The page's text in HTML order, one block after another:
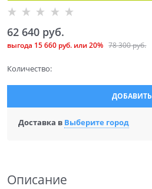
78 300 руб.
62 640 руб.
выгода 15 660 руб. или20%
Количество:
ДОБАВИТЬ
Доставка в Выберите город
Описание